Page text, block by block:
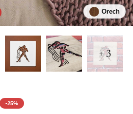
Orech
+ 3
-25%